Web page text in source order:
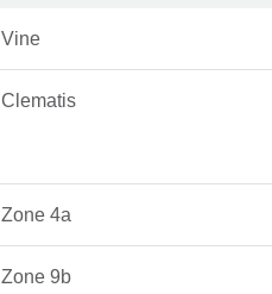
Vine
Clematis
Zone 4a
Zone 9b